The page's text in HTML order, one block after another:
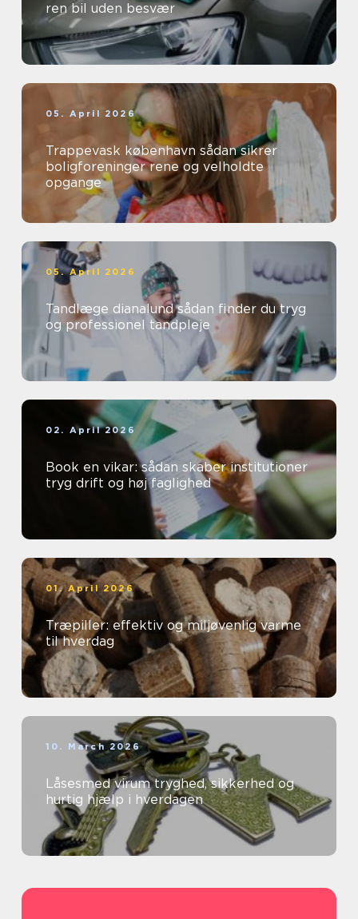
ren bil uden besvær
05. April 2026
Trappevask københavn sådan sikrer
boligforeninger rene og velholdte
opgange
05. April 2026
Tandlæge dianalund sådan finder du tryg
og professionel tandpleje
02. April 2026
Book en vikar: sådan skaber institutioner
tryg drift og høj faglighed
01. April 2026
Træpiller: effektiv og miljøvenlig varme
til hverdag
10. March 2026
Låsesmed virum tryghed, sikkerhed og
hurtig hjælp i hverdagen